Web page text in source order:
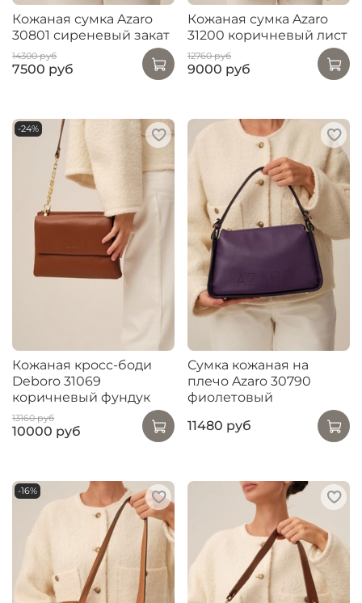
Кожаная сумка Azaro
30801 сиреневый закат
14300 руб
7500 руб
Кожаная сумка Azaro
31200 коричневый лист
12760 руб
9000 руб
-24%
Кожаная кросс-боди
Deboro 31069
коричневый фундук
13160 руб
10000 руб
Сумка кожаная на
плечо Azaro 30790
фиолетовый
11480 руб
-16%